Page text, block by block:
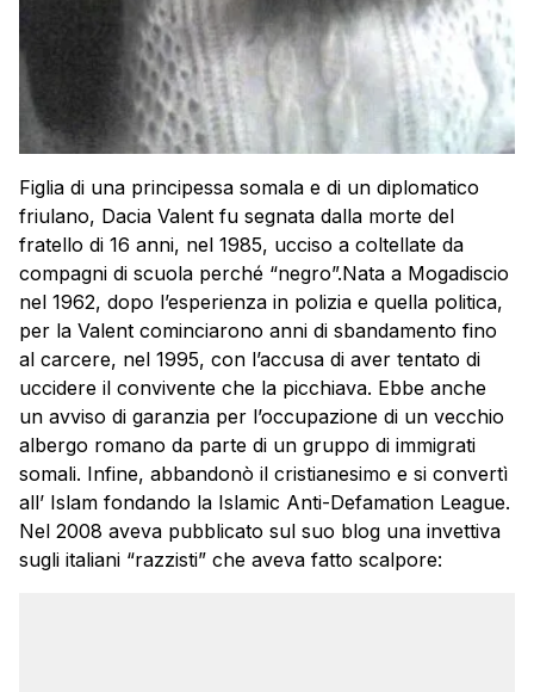
Figlia di una principessa somala e di un diplomatico
friulano, Dacia Valent fu segnata dalla morte del
fratello di 16 anni, nel 1985, ucciso a coltellate da
compagni di scuola perché “negro”.Nata a Mogadiscio
nel 1962, dopo l’esperienza in polizia e quella politica,
per la Valent cominciarono anni di sbandamento fino
al carcere, nel 1995, con l’accusa di aver tentato di
uccidere il convivente che la picchiava. Ebbe anche
un avviso di garanzia per l’occupazione di un vecchio
albergo romano da parte di un gruppo di immigrati
somali. Infine, abbandonò il cristianesimo e si convertì
all’ Islam fondando la Islamic Anti-Defamation League.
Nel 2008 aveva pubblicato sul suo blog una invettiva
sugli italiani “razzisti” che aveva fatto scalpore: